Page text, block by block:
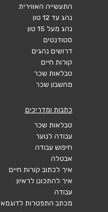
התעשייה האווירית
נהג עד 12 טון
נהג מעל 15 טון
סטודנטים
דרושים נהגים
קורות חיים
טבלאות שכר
מחשבון שכר
כתבות ומדריכים
טבלאות שכר
עבודה לנוער
חיפוש עבודה
אבטלה
איך לכתוב קורות חיים
איך להתכונן לראיון
עבודה
מכתב התפטרות לדוגמא